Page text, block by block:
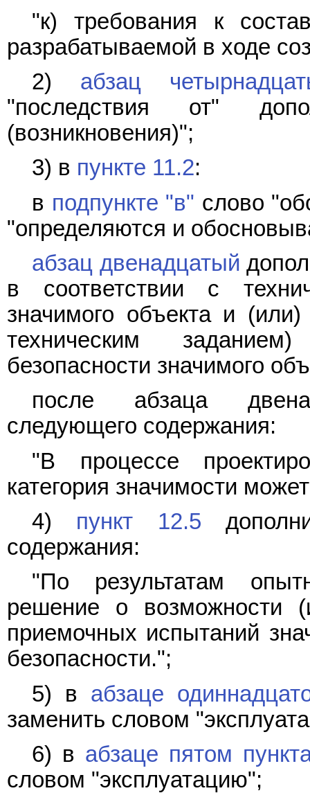
"к) требования к
разрабатываемой в ходе
2) абзац
"последствия от"
(возникновения)";
3) в пункте 11.2:
в подпункте "в" слово
"определяются и
абзац двенадцатый
в соответствии с
значимого объекта и
техническим
безопасности значимого
после абзаца
следующего содержания:
"В процессе
категория значимости
4) пункт 12.5
содержания:
"По результатам
решение о возможности
приемочных испытаний
безопасности.";
5) в абзаце
заменить словом
6) в абзаце пятом
словом "эксплуатацию";